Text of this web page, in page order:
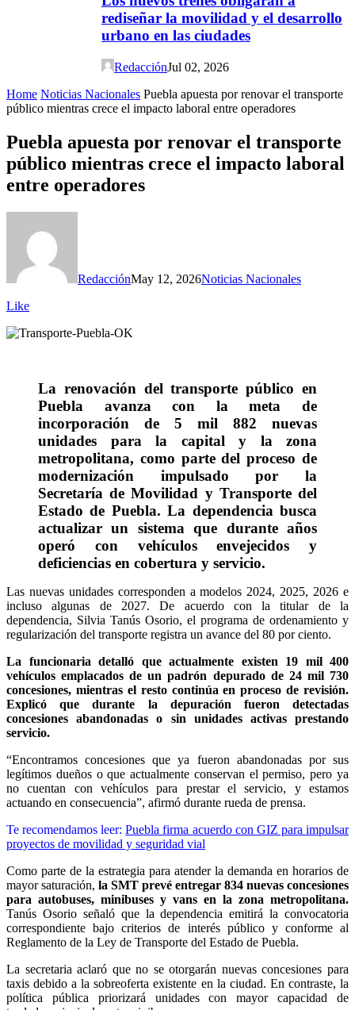
rediseñar la movilidad y el desarrollo
urbano en las ciudades
RedacciónJul 02, 2026
Home Noticias Nacionales Puebla apuesta por renovar el transporte
público mientras crece el impacto laboral entre operadores
Puebla apuesta por renovar el transporte
público mientras crece el impacto laboral
entre operadores
RedacciónMay 12, 2026Noticias Nacionales
Like
La renovación del transporte público en
Puebla avanza con la meta de
incorporación de 5 mil 882 nuevas
unidades para la capital y la zona
metropolitana, como parte del proceso de
modernización impulsado por la
Secretaría de Movilidad y Transporte del
Estado de Puebla. La dependencia busca
actualizar un sistema que durante años
operó con vehículos envejecidos y
deficiencias en cobertura y servicio.
Las nuevas unidades corresponden a modelos 2024, 2025, 2026 e
incluso algunas de 2027. De acuerdo con la titular de la
dependencia, Silvia Tanús Osorio, el programa de ordenamiento y
regularización del transporte registra un avance del 80 por ciento.
La funcionaria detalló que actualmente existen 19 mil 400
vehículos emplacados de un padrón depurado de 24 mil 730
concesiones, mientras el resto continúa en proceso de revisión.
Explicó que durante la depuración fueron detectadas
concesiones abandonadas o sin unidades activas prestando
servicio.
“Encontramos concesiones que ya fueron abandonadas por sus
legítimos dueños o que actualmente conservan el permiso, pero ya
no cuentan con vehículos para prestar el servicio, y estamos
actuando en consecuencia”, afirmó durante rueda de prensa.
Te recomendamos leer:Puebla firma acuerdo con GIZ para impulsar
proyectos de movilidad y seguridad vial
Como parte de la estrategia para atender la demanda en horarios de
mayor saturación, la SMT prevé entregar 834 nuevas concesiones
para autobuses, minibuses y vans en la zona metropolitana.
Tanús Osorio señaló que la dependencia emitirá la convocatoria
correspondiente bajo criterios de interés público y conforme al
Reglamento de la Ley de Transporte del Estado de Puebla.
La secretaria aclaró que no se otorgarán nuevas concesiones para
taxis debido a la sobreoferta existente en la ciudad. En contraste, la
política pública priorizará unidades con mayor capacidad de